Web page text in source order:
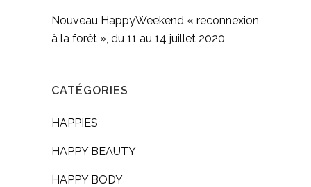
Nouveau HappyWeekend « reconnexion
à la forêt », du 11 au 14 juillet 2020
CATÉGORIES
HAPPIES
HAPPY BEAUTY
HAPPY BODY